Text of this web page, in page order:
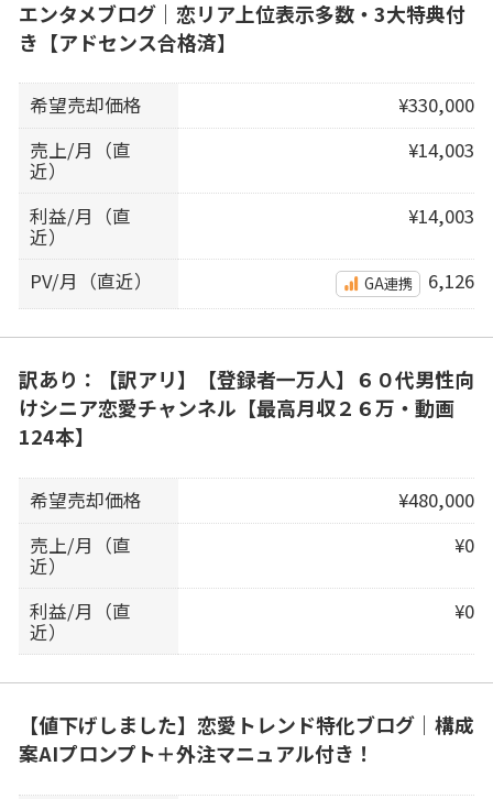
エンタメブログ｜恋リア上位表示多数・3大特典付
き【アドセンス合格済】
希望売却価格
¥330,000
売上/月（直
近）
¥14,003
利益/月（直
近）
¥14,003
PV/月（直近） GA連携 6,126
訳あり：【訳アリ】【登録者一万人】６０代男性向
けシニア恋愛チャンネル【最高月収２６万・動画
124本】
希望売却価格
¥480,000
売上/月（直
近）
¥0
利益/月（直
近）
¥0
【値下げしました】恋愛トレンド特化ブログ｜構成
案AIプロンプト＋外注マニュアル付き！